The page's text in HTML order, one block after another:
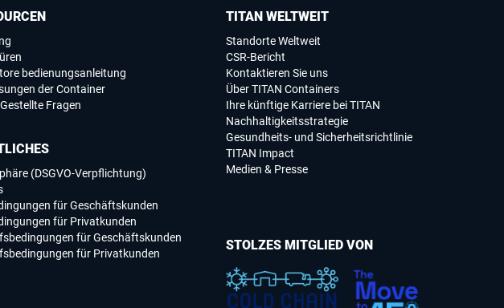
TITAN WELTWEIT
Standorte Weltweit
CSR-Bericht
Kontaktieren Sie uns
Über TITAN Containers
Ihre künftige Karriere bei TITAN
Nachhaltigkeitsstrategie
Gesundheits- und Sicherheitsrichtlinie
TITAN Impact
Medien & Presse
bedienungsanleitung
der Container
Fragen
(DSGVO-Verpflichtung)
für Geschäftskunden
für Privatkunden
für Geschäftskunden
für Privatkunden
STOLZES MITGLIED VON